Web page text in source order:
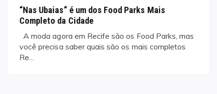
“Nas Ubaias” é um dos Food Parks Mais
Completo da Cidade
A moda agora em Recife são os Food Parks, mas
você precisa saber quais são os mais completos
Re…